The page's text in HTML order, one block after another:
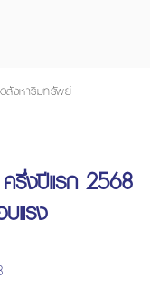
สังหาริมทรัพย์
รึ่งปีแรก 2568
แรง